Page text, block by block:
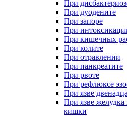
При
При дуодените
При запоре
При
При кишечных
При колите
При отравлении
При панкреатите
При рвоте
При рефлюксе
При язве
При язве желудка
кишки